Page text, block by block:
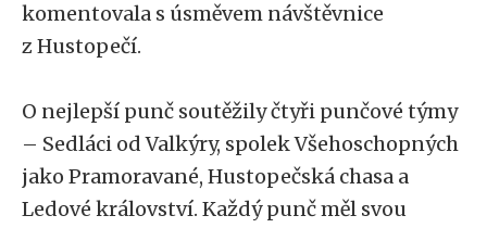
komentovala s úsměvem návštěvnice
z Hustopečí.
O nejlepší punč soutěžily čtyři punčové týmy
– Sedláci od Valkýry, spolek Všehoschopných
jako Pramoravané, Hustopečská chasa a
Ledové království. Každý punč měl svou